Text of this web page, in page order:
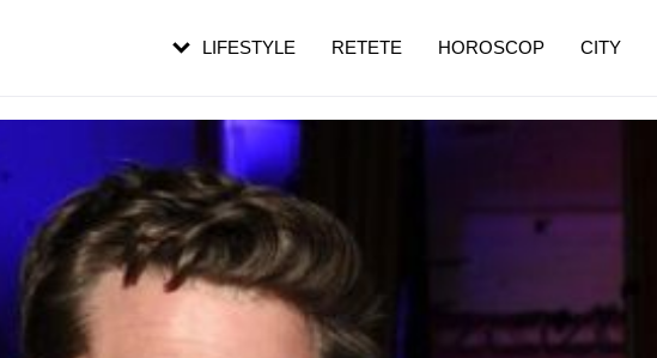
LIFESTYLE RETETE HOROSCOP CITY
pe măsură ce înaintezi în vârstă
de dureroasă este investigația